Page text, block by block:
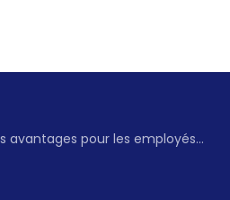
Quels sont les avantages pour les employés et pour l'entreprise d'avoir un CSE en place ?